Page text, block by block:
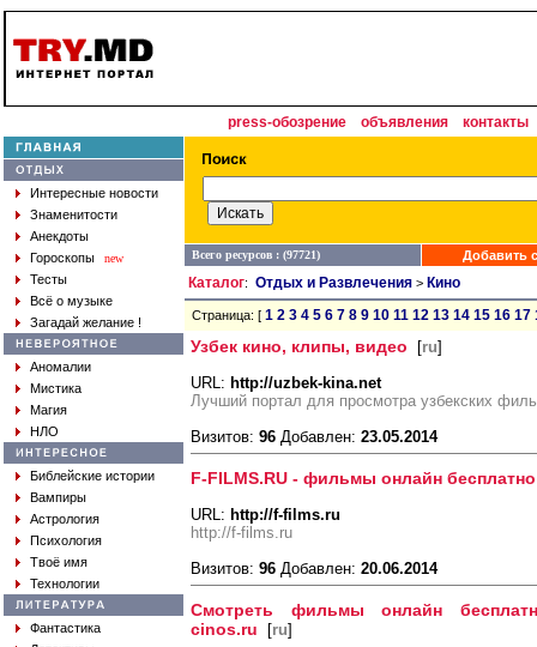
press-обозрение объявления контакты
Интересные новости
Знаменитости
Анекдоты
Гороскопы
new
Тесты
Всё о музыке
Загадай желание !
Аномалии
Мистика
Магия
НЛО
Библейские истории
Вампиры
Астрология
Психология
Твоё имя
Технологии
Фантастика
Всего ресурсов : (97721) Добавить
Каталог: Отдых и Развлечения > Кино
Страница: [ 1 2 3 4 5 6 7 8 9 10 11 12 13 14 15 16 17
Узбек кино, клипы, видео [ru]
URL: http://uzbek-kina.net
Лучший портал для просмотра узбекских
Визитов: 96 Добавлен: 23.05.2014
F-FILMS.RU - фильмы онлайн бесплатно
URL: http://f-films.ru
http://f-films.ru
Визитов: 96 Добавлен: 20.06.2014
Смотреть фильмы онлайн
cinos.ru [ru]